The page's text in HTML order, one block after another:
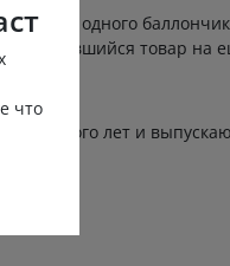
что
одного
товар на
много лет и